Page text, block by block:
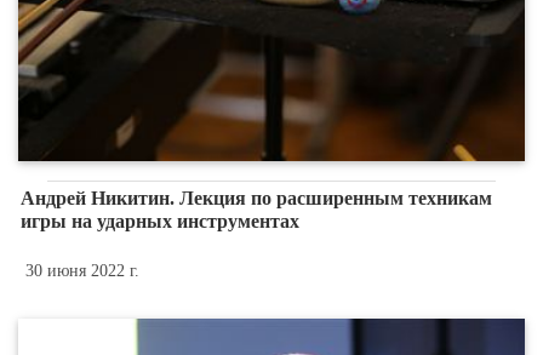
Андрей Никитин. Лекция по расширенным техникам
игры на ударных инструментах
30 июня 2022 г.